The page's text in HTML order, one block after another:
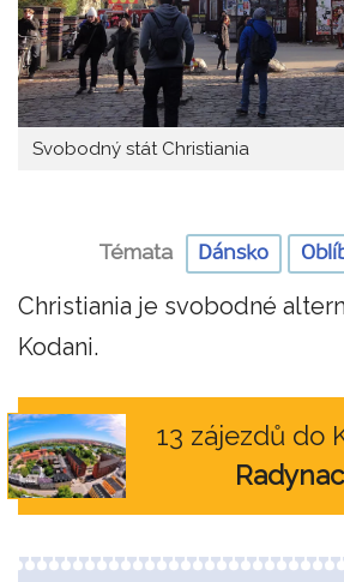
Svobodný stát Christiania
Témata Dánsko
Christiania je svobodné
Kodani.
13 zájezdů do